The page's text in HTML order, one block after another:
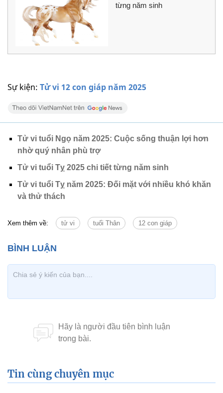
Sự kiện: Tử vi 12 con giáp năm 2025
từng năm sinh
Tử vi tuổi Ngọ năm 2025: Cuộc sống thuận lợi hơn
nhờ quý nhân phù trợ
Tử vi tuổi Tỵ 2025 chi tiết từng năm sinh
Tử vi tuổi Tỵ năm 2025: Đối mặt với nhiều khó khăn
và thử thách
Xem thêm về: tử vi tuổi Thân 12 con giáp
Tin cùng chuyên mục